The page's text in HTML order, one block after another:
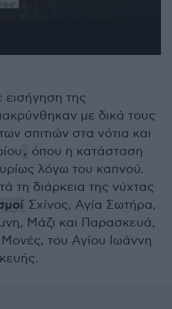
εισήγηση της
με δικά τους
σπιτιών στα νότια και
, όπου η κατάσταση
λόγω του καπνού.
τη διάρκεια της νύχτας
Σχίνος, Αγία Σωτήρα,
Μάζι και Παρασκευά,
του Αγίου Ιωάννη